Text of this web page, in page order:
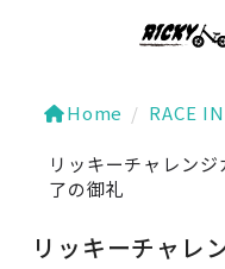
Home / RACE
リッキーチャレン
了の御礼
リッキーチャレ